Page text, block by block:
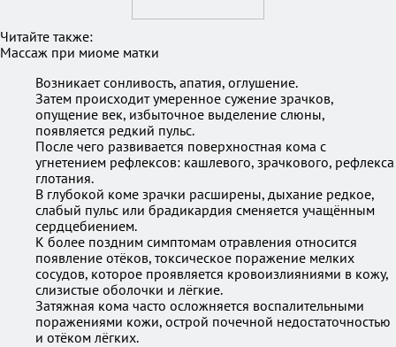
Читайте также:
Массаж при миоме матки
Возникает сонливость, апатия, оглушение.
Затем происходит умеренное сужение зрачков,
опущение век, избыточное выделение слюны,
появляется редкий пульс.
После чего развивается поверхностная кома с
угнетением рефлексов: кашлевого, зрачкового, рефлекса
глотания.
В глубокой коме зрачки расширены, дыхание редкое,
слабый пульс или брадикардия сменяется учащённым
сердцебиением.
К более поздним симптомам отравления относится
появление отёков, токсическое поражение мелких
сосудов, которое проявляется кровоизлияниями в кожу,
слизистые оболочки и лёгкие.
Затяжная кома часто осложняется воспалительными
поражениями кожи, острой почечной недостаточностью
и отёком лёгких.